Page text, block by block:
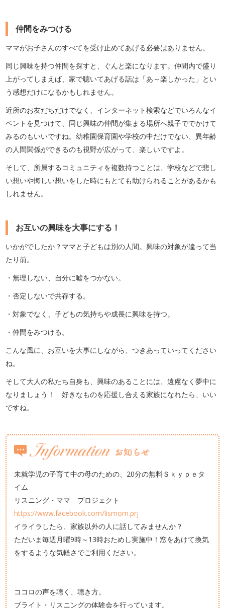
仲間をみつける
ママがお子さんのすべてを受け止めてあげる必要はありません。
同じ興味を持つ仲間を探すと、ぐんと楽になります。仲間内で盛り
上がってしまえば、家で聴いてあげる話は「あ～楽しかった」とい
う感想だけになるかもしれません。
近所のお友だちだけでなく、インターネット検索などでいろんなイ
ベントを見つけて、同じ興味の仲間が集まる場所へ親子ででかけて
みるのもいいですね。幼稚園保育園や学校の中だけでない、異年齢
の人間関係ができるのも視野が広がって、楽しいですよ。
そして、所属するコミュニティを複数持つことは、学校などで悲し
い想いや悔しい想いをした時にもとても助けられることがあるかも
しれません。
お互いの興味を大事にする！
いかがでしたか？ママと子どもは別の人間。興味の対象が違って当
たり前。
・無理しない、自分に嘘をつかない。
・否定しないで共存する。
・対象でなく、子どもの気持ちや成長に興味を持つ。
・仲間をみつける。
こんな風に、お互いを大事にしながら、つきあっていってください
ね。
そして大人の私たち自身も、興味のあることには、遠慮なく夢中に
なりましょう！ 好きなものを応援し合える家族になれたら、いい
ですね。
未就学児の子育て中の母のための、20分の無料Ｓｋｙｐｅタ
イム
リスニング・ママ プロジェクト
https://www.facebook.com/lismom.prj
イライラしたら、家族以外の人に話してみませんか？
ただいま毎週月曜9時～13時おためし実施中！窓をあけて換気
をするような気軽さでご利用ください。
ココロの声を聴く、聴き方。
ブライト・リスニングの体験会を行っています。